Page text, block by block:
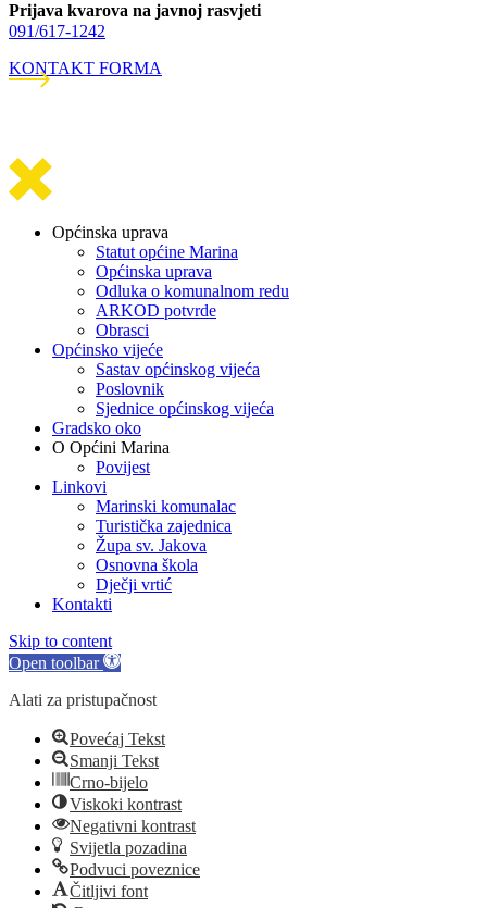
Prijava kvarova na javnoj rasvjeti
091/617-1242
KONTAKT FORMA
Općinska uprava
Statut općine Marina
Općinska uprava
Odluka o komunalnom redu
ARKOD potvrde
Obrasci
Općinsko vijeće
Sastav općinskog vijeća
Poslovnik
Sjednice općinskog vijeća
Gradsko oko
O Općini Marina
Povijest
Linkovi
Marinski komunalac
Turistička zajednica
Župa sv. Jakova
Osnovna škola
Dječji vrtić
Kontakti
Skip to content
Open toolbar
Alati za pristupačnost
Povećaj Tekst
Smanji Tekst
Crno-bijelo
Viskoki kontrast
Negativni kontrast
Svijetla pozadina
Podvuci poveznice
Čitljivi font